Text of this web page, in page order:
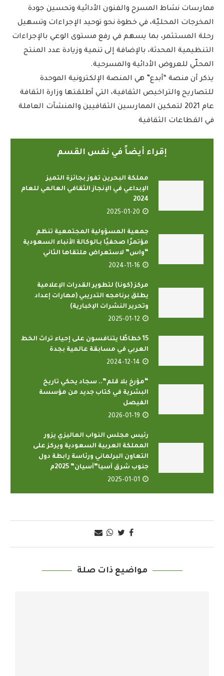
ممارسات نشاط المسرح والفنون الأدائية وتحسين جودة
المخرجات المحليّة، في خطوة نحو توحيد الإجراءات وتسهيل
رحلة المستثمر، بما يسهم في رفع مستوى الوعي بالإجراءات
التنظيمية المحدثة، بالإضافة إلى تنمية وزيادة عدد المنتج
المحلّي للعروض الأدائية والمسرحية.
يذكر أن منصة “أبدع” هي المنصة الإلكترونية الموحدة
للتصاريح والتراخيص الثقافية، التي أطلقتها وزارة الثقافة
عام 2021 لتمكين الممارسين الثقافيين والمنشآت العاملة
في القطاعات الثقافية
إقراء أيضاً في نفس القسم
مملكة البحرين تفوز بجائزة التميز
الإبداعي في الإنجاز الثقافي العالمي للعام
2024
2025-01-20
جمعية المسؤولية المجتمعية تنظم
مؤتمرًا صحفيًا بـالوكالة الأنباء السعودية
“واس” لاستعراض ملتقاها الثاني
2024-11-16
مركز (كونا) لتطوير القدرات الإعلامية
يطلق برنامجه التدريبي (مهارات إعداد
وتحرير النشرات الإخبارية)
2025-01-12
15 خطاطًا يتنافسون على إحياء تراث الخط
العربي في مسابقة عالمية بجدة
2024-12-14
“مؤرخ بلا قلم”.. سجاد يحكي تاريخ
البشرية في كتاب جديد من مؤسسة
الفيصل
2026-01-19
رئيس مجلس النواب الماليزي يزور
المملكة العربية السعودية ويركز على
التعاون البرلماني ورئاسة رابطة دول
جنوب شرق آسيا”آسيان” 2025م
2025-01-01
مواضيع ذات صلة